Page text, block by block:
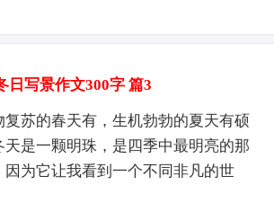
日写景作文300字 篇3
复苏的春天有，生机勃勃的夏天有硕
是一颗明珠，是四季中最明亮的那
因为它让我看到一个不同非凡的世